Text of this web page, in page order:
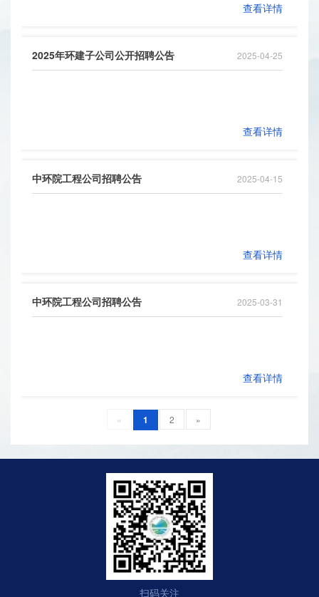
查看详情
2025-04-25
2025年环建子公司公开招聘公告
查看详情
2025-04-15
中环院工程公司招聘公告
查看详情
2025-03-31
中环院工程公司招聘公告
查看详情
« 1 2 »
扫码关注